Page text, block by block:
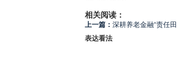
相关阅读：
上一篇： 深耕养老金融“责任
表达看法